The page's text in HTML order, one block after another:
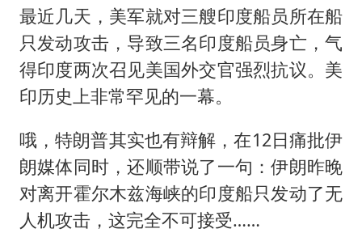
最近几天，美军就对三艘印度船员所在船
只发动攻击，导致三名印度船员身亡，气
得印度两次召见美国外交官强烈抗议。美
印历史上非常罕见的一幕。
哦，特朗普其实也有辩解，在12日痛批伊
朗媒体同时，还顺带说了一句：伊朗昨晚
对离开霍尔木兹海峡的印度船只发动了无
人机攻击，这完全不可接受……